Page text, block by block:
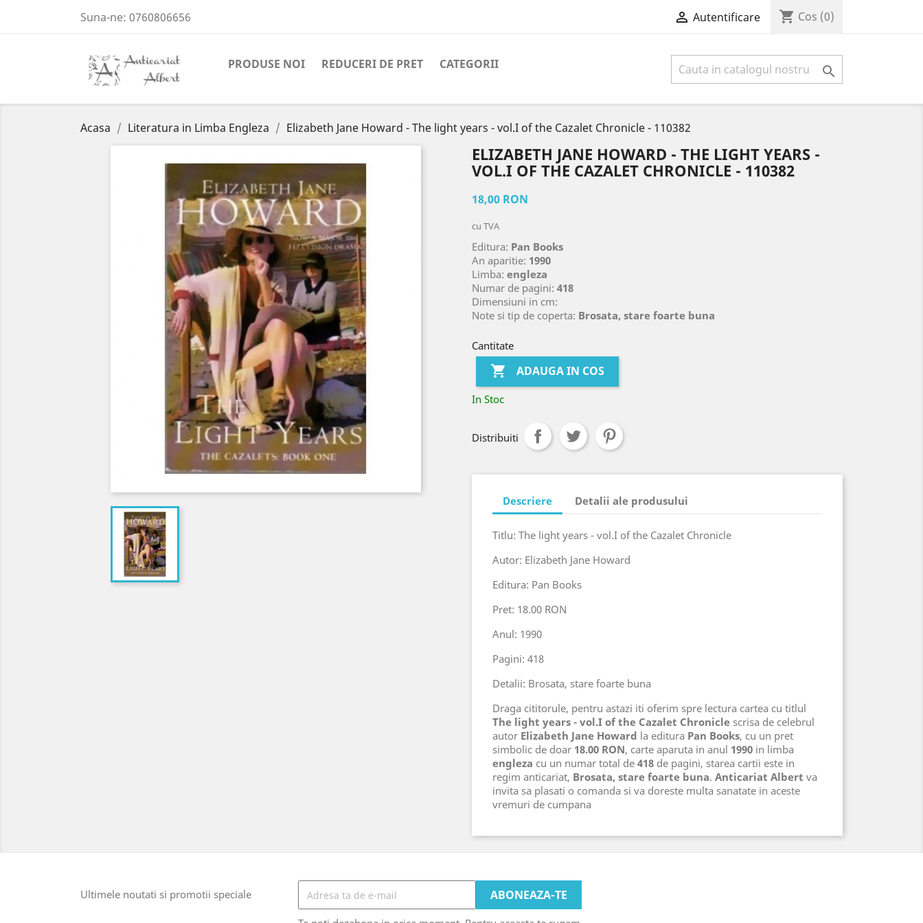
Suna-ne: 0760806656  Autentificare shopping_cart Cos (0)
PRODUSE NOI REDUCERI DE PRET CATEGORII 
Acasa Literatura in Limba Engleza Elizabeth Jane Howard - The light years - vol.I of the Cazalet Chronicle - 110382
ELIZABETH JANE HOWARD - THE LIGHT YEARS -
VOL.I OF THE CAZALET CHRONICLE - 110382
18,00 RON
cu TVA
Editura: Pan Books
An aparitie: 1990
Limba: engleza
Numar de pagini: 418
Dimensiuni in cm:
Note si tip de coperta: Brosata, stare foarte buna
Cantitate
 ADAUGA IN COS
In Stoc
Distribuiti
Descriere Detalii ale produsului
Titlu: The light years - vol.I of the Cazalet Chronicle
Autor: Elizabeth Jane Howard
Editura: Pan Books
Pret: 18.00 RON
Anul: 1990
Pagini: 418
Detalii: Brosata, stare foarte buna
Draga cititorule, pentru astazi iti oferim spre lectura cartea cu titlul
The light years - vol.I of the Cazalet Chronicle scrisa de celebrul
autor Elizabeth Jane Howard la editura Pan Books, cu un pret
simbolic de doar 18.00 RON, carte aparuta in anul 1990 in limba
engleza cu un numar total de 418 de pagini, starea cartii este in
regim anticariat, Brosata, stare foarte buna. Anticariat Albert va
invita sa plasati o comanda si va doreste multa sanatate in aceste
vremuri de cumpana
Ultimele noutati si promotii speciale